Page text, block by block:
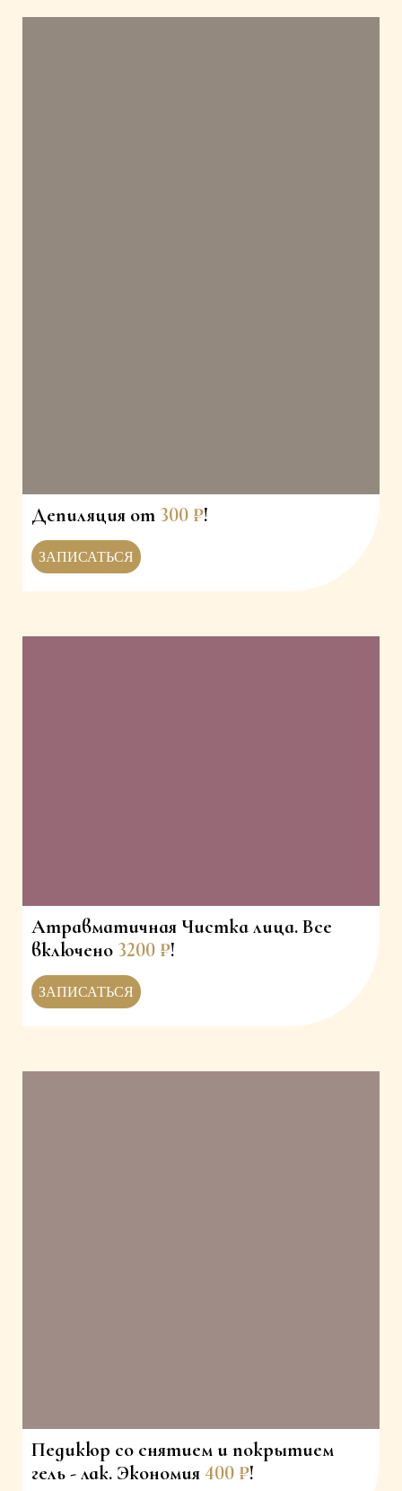
Депиляция от 300 ₽!
ЗАПИСАТЬСЯ
Атравматичная Чистка лица. Все
включено 3200 ₽!
ЗАПИСАТЬСЯ
Педикюр со снятием и покрытием
гель - лак. Экономия 400 ₽!